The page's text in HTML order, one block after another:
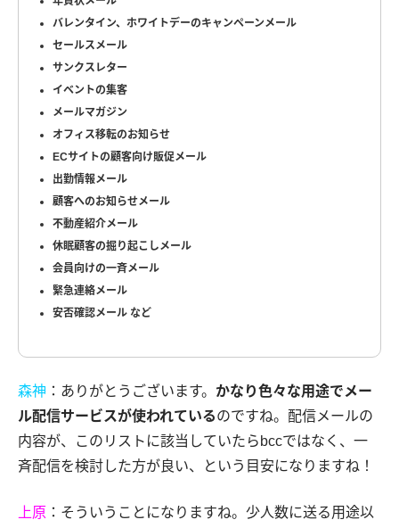
バレンタイン、ホワイトデーのキャンペーンメール
セールスメール
サンクスレター
イベントの集客
メールマガジン
オフィス移転のお知らせ
ECサイトの顧客向け販促メール
出勤情報メール
顧客へのお知らせメール
不動産紹介メール
休眠顧客の掘り起こしメール
会員向けの一斉メール
緊急連絡メール
安否確認メール など
森神 ：ありがとうございます。 かなり色々な用途でメー
ル配信サービスが使われているのですね。配信メールの
内容が、このリストに該当していたらbccではなく、一
斉配信を検討した方が良い、という目安になりますね！
上原 ：そういうことになりますね。少人数に送る用途以